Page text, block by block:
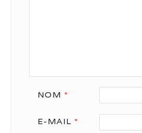
NOM *
E-MAIL *